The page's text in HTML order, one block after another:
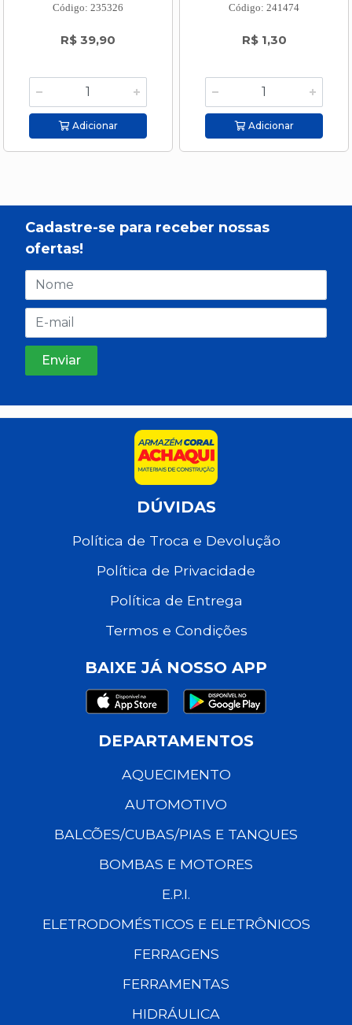
Código: 235326
R$ 39,90
Adicionar
Código: 241474
R$ 1,30
Adicionar
Cadastre-se para receber nossas
ofertas!
DÚVIDAS
Política de Troca e Devolução
Política de Privacidade
Política de Entrega
Termos e Condições
BAIXE JÁ NOSSO APP
DEPARTAMENTOS
AQUECIMENTO
AUTOMOTIVO
BALCÕES/CUBAS/PIAS E TANQUES
BOMBAS E MOTORES
E.P.I.
ELETRODOMÉSTICOS E ELETRÔNICOS
FERRAGENS
FERRAMENTAS
HIDRÁULICA